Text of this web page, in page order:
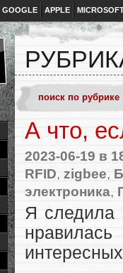
GOOGLE APPLE
А что,
2023-06-19 в
RFID, zigbee,
электроника,
Я следила